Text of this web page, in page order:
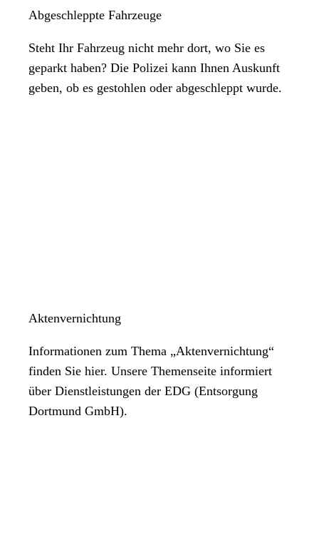
Abgeschleppte Fahrzeuge
Steht Ihr Fahrzeug nicht mehr dort, wo Sie es
geparkt haben? Die Polizei kann Ihnen Auskunft
geben, ob es gestohlen oder abgeschleppt wurde.
Aktenvernichtung
Informationen zum Thema „Aktenvernichtung“
finden Sie hier. Unsere Themenseite informiert
über Dienstleistungen der EDG (Entsorgung
Dortmund GmbH).